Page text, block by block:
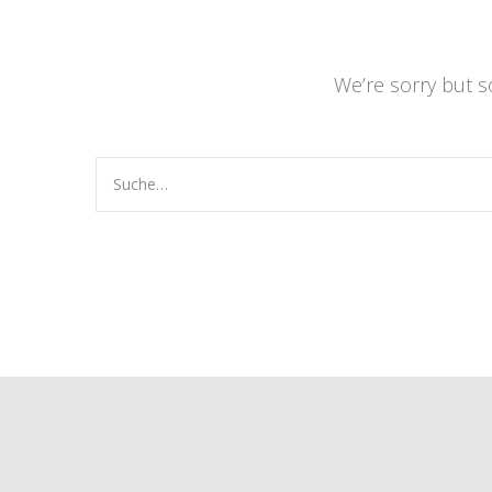
We’re sorry but